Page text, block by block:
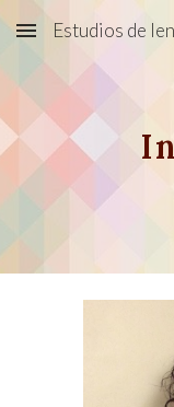
Skip to main content
Estudios de